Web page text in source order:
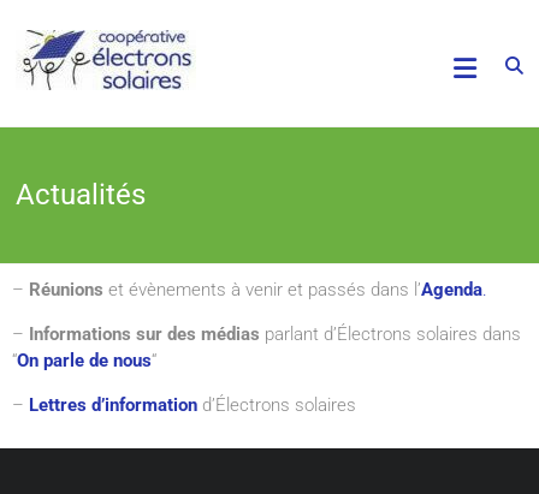
Actualités
– Réunions et évènements à venir et passés dans l’Agenda.
– Informations sur des médias parlant d’Électrons solaires dans
“On parle de nous“
– Lettres d’information d’Électrons solaires